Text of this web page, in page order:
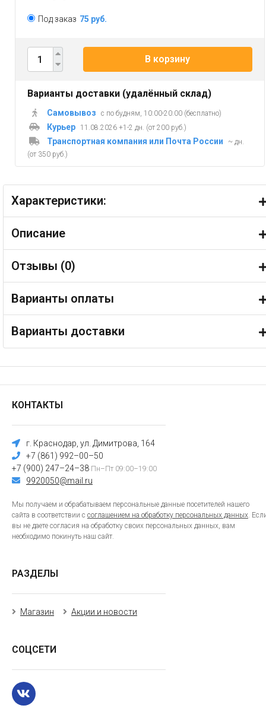
Под заказ 75 руб.
В корзину
Варианты доставки (удалённый склад)
Самовывоз с по будням, 10:00-20:00 (бесплатно)
Курьер 11.08.2026 +1-2 дн. (от 200 руб.)
Транспортная компания или Почта России
~ дн.
(от 350 руб.)
Характеристики:
Описание
Отзывы (0)
Варианты оплаты
Варианты доставки
КОНТАКТЫ
г. Краснодар, ул. Димитрова, 164
+7 (861) 992–00–50
+7 (900) 247–24–38 Пн–Пт 09:00–19:00
9920050@mail.ru
Мы получаем и обрабатываем персональные данные посетителей нашего
сайта в соответствии с соглашением на обработку персональных данных.
вы не даете согласия на обработку своих персональных данных, вам
необходимо покинуть наш сайт.
РАЗДЕЛЫ
Магазин Акции и новости
СОЦСЕТИ